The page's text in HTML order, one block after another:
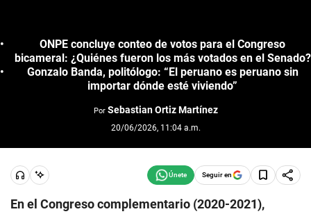
ONPE concluye conteo de votos para el Congreso
bicameral: ¿Quiénes fueron los más votados en el Senado?
Gonzalo Banda, politólogo: “El peruano es peruano sin
importar dónde esté viviendo”
Por Sebastian Ortiz Martínez
20/06/2026, 11:04 a.m.
Seguir en
En el Congreso complementario (2020-2021),